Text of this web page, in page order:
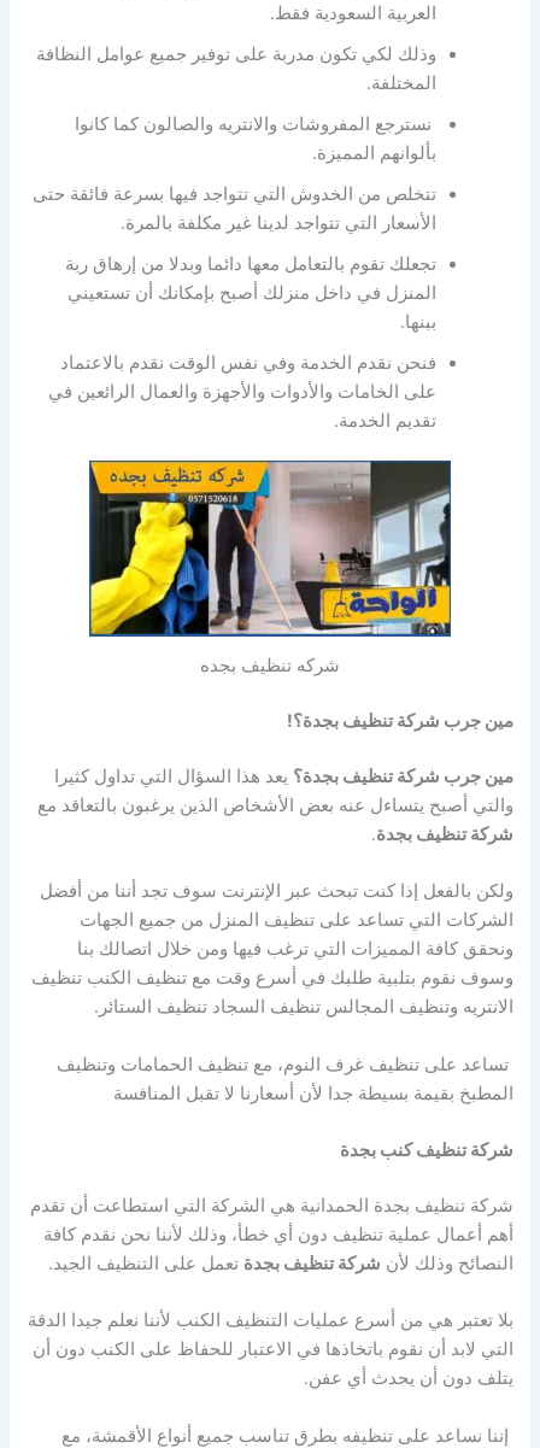
العربية السعودية فقط.
وذلك لكي تكون مدربة على توفير جميع عوامل النظافة
المختلفة.
نسترجع المفروشات والانتريه والصالون كما كانوا
بألوانهم المميزة.
تتخلص من الخدوش التي تتواجد فيها بسرعة فائقة حتى
الأسعار التي تتواجد لدينا غير مكلفة بالمرة.
تجعلك تقوم بالتعامل معها دائما وبدلا من إرهاق ربة
المنزل في داخل منزلك أصبح بإمكانك أن تستعيني
ببنها.
فنحن نقدم الخدمة وفي نفس الوقت نقدم بالاعتماد
على الخامات والأدوات والأجهزة والعمال الرائعين في
تقديم الخدمة.
شركه تنظيف بجده
مين جرب شركة تنظيف بجدة؟!
مين جرب شركة تنظيف بجدة؟ يعد هذا السؤال التي تداول كثيرا
والتي أصبح يتساءل عنه بعض الأشخاص الذين يرغبون بالتعاقد مع
شركة تنظيف بجدة.
ولكن بالفعل إذا كنت تبحث عبر الإنترنت سوف تجد أننا من أفضل
الشركات التي تساعد على تنظيف المنزل من جميع الجهات
ونحقق كافة المميزات التي ترغب فيها ومن خلال اتصالك بنا
وسوف نقوم بتلبية طلبك في أسرع وقت مع تنظيف الكنب تنظيف
الانتريه وتنظيف المجالس تنظيف السجاد تنظيف الستائر.
تساعد على تنظيف غرف النوم، مع تنظيف الحمامات وتنظيف
المطبخ بقيمة بسيطة جدا لأن أسعارنا لا تقبل المنافسة
شركة تنظيف كنب بجدة
شركة تنظيف بجدة الحمدانية هي الشركة التي استطاعت أن تقدم
أهم أعمال عملية تنظيف دون أي خطأ، وذلك لأننا نحن نقدم كافة
النصائح وذلك لأن شركة تنظيف بجدة تعمل على التنظيف الجيد.
بلا تعتبر هي من أسرع عمليات التنظيف الكنب لأننا نعلم جيدا الدقة
التي لابد أن نقوم باتخاذها في الاعتبار للحفاظ على الكنب دون أن
يتلف دون أن يحدث أي عفن.
إننا نساعد على تنظيفه بطرق تناسب جميع أنواع الأقمشة، مع